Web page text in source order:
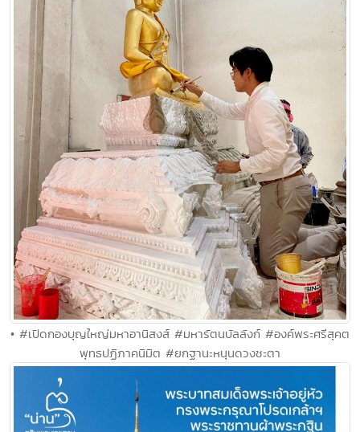
• #เปิดกองบุญใหญ่มหาอานิสงส์ #มหารัตนบัลลังก์ #องค์พระศรีสุคต
พุทธปฏิภาคนิมิต #ยกฐานะหนุนดวงชะตา